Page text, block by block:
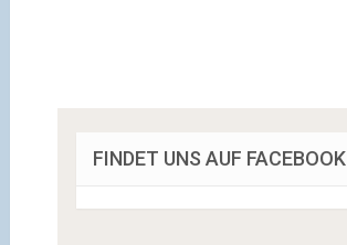
FINDET UNS AUF FACEBOOK